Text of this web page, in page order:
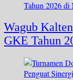
Wagub
GKE Tahun